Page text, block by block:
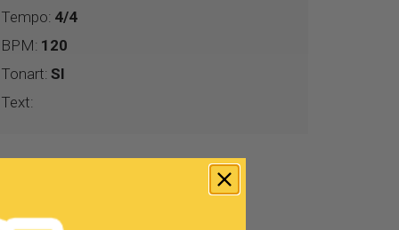
Tempo: 4/4
BPM: 120
Tonart: SI
Text: